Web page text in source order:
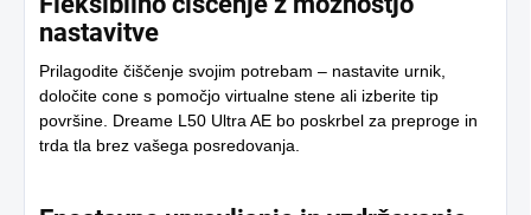
nastavitve
Prilagodite čiščenje svojim potrebam – nastavite urnik,
določite cone s pomočjo virtualne stene ali izberite tip
površine. Dreame L50 Ultra AE bo poskrbel za preproge in
trda tla brez vašega posredovanja.